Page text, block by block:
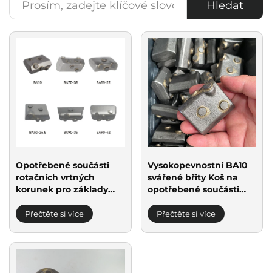
Hledat
Opotřebené součásti
rotačních vrtných
korunek pro základy
BA50-26,5 BA70-38
BA90-35 BA55-22 BA90-
vrták
Přečtěte si více
Vysokopevnostní BA10
svářené břity Koš na
opotřebené součásti
Přečtěte si více